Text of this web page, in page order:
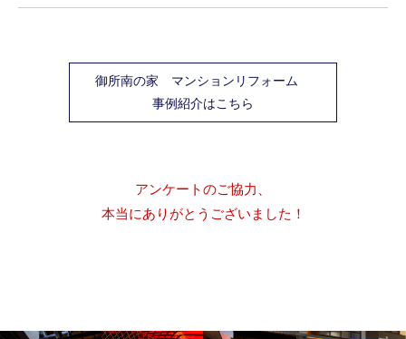
御所南の家 マンションリフォーム
事例紹介はこちら
アンケートのご協力、
本当にありがとうございました！